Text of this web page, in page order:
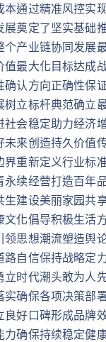
本通过精准风控实
展奠定了坚实基础
个产业链协同发展
值最大化目标达成
确认方向正确性保
树立标杆典范确立
社会稳定助力经济
未来创造持久价值
界重新定义行业标
永续经营打造百年
生建设美丽家园共
文化倡导积极生活
领思想潮流塑造舆
路自信保持战略定
立时代潮头敢为人
实确保各项决策部
良好口碑形成品牌
力确保持续稳定健